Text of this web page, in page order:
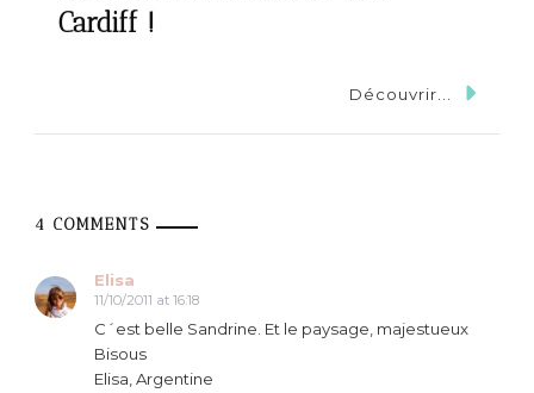
Cardiff !
Découvrir...
4 COMMENTS
Elisa
11/10/2011 at 16:18
C´est belle Sandrine. Et le paysage, majestueux
Bisous
Elisa, Argentine